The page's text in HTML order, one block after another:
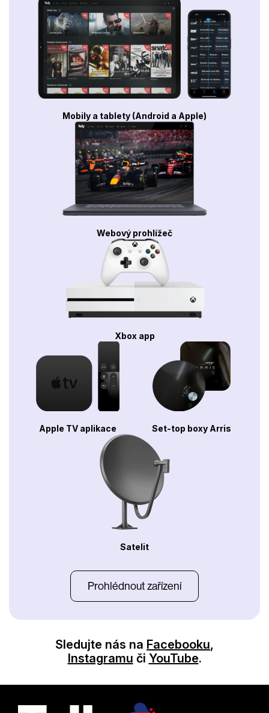
Mobily a tablety (Android a Apple)
Webový prohlížeč
Xbox app
Apple TV aplikace Set-top boxy Arris
Satelit
Prohlédnout zařízení
Sledujte nás na Facebooku,
Instagramu či YouTube.